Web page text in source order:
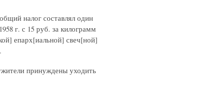
налог составлял один
г. с 15 руб. за килограмм
епарх[иальной] свеч[ной]
принуждены уходить